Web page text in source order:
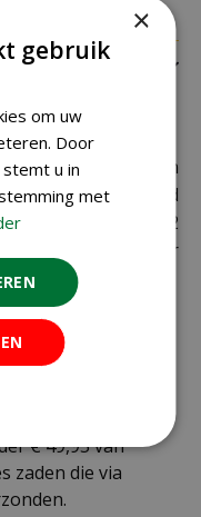
bij u thuis te laten
De levertijd
de 1 en 2
geldt zowel voor
wij gratis.
er 2 tarieven:
€ 49,95 van
zaden die via
×
gebruik
om uw
Door
u in
met